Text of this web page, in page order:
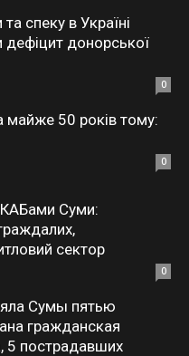
спеку в Україні
донорської
0
майже 50 років тому:
0
КАБами Суми:
сектор
0
Сумы пятью
гражданская
5 пострадавших